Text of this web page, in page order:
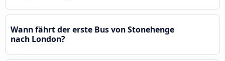
Wann fährt der erste Bus von Stonehenge
nach London?